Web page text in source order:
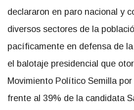
declararon en paro nacional y
diversos sectores de la
pacíficamente en defensa de
el balotaje presidencial que
Movimiento Político Semilla
frente al 39% de la candidata